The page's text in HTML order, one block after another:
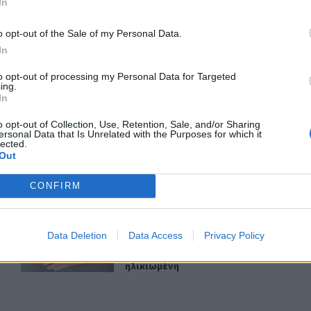
opt-out of the Sale of my Personal Data.
opt-out of processing my Personal Data for Targeted
opt-out of Collection, Use, Retention, Sale, and/or Sharing
Data that Is Unrelated with the Purposes for which it
CONFIRM
Data Deletion Data Access Privacy Policy
ΕΊΔΗΣΗ
Φάληρο - Εκκενώθηκε προληπτικά πολυκατοικία
στο Παλαιό Φάληρο - Εκκενώθηκε προληπτικά
Σοκαριστικά στοιχεία άφησε πίσω της η μέγα-πυρκαγιά
ΕΛΛAΔΑ 23:27
Σοκαριστικά στοιχεία άφησε πίσω
Σοκαριστικά στοιχεία άφησε
στελέχη: «Συνεχής εσωστρέφεια και τραγικά
Γρατσία από πρώην στελέχη: «Συνεχής εσωστρέφεια και
Λαμία: Απατεώνες άρπαξαν μεγάλο χρηματικό ποσό από
Λαμία: Απατεώνες άρπαξαν
Λαμία: Απατεώνες άρπαξαν
ηλικιωμένη